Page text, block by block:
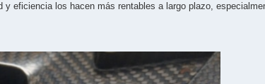
eficiencia los hacen más rentables a largo plazo,